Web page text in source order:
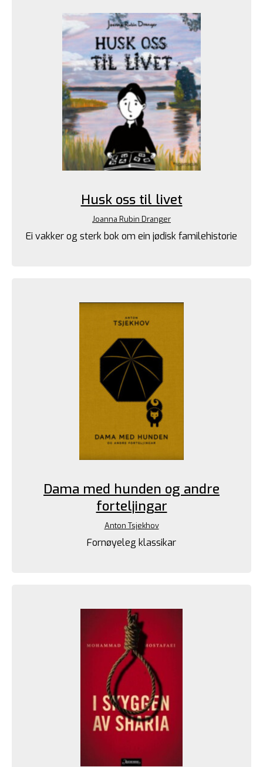
Husk oss til livet
Joanna Rubin Dranger
Ei vakker og sterk bok om ein jødisk familehistorie
Dama med hunden og andre
forteljingar
Anton Tsjekhov
Fornøyeleg klassikar